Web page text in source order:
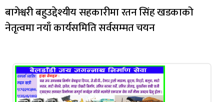
बागेश्वरी बहुउद्देश्यीय सहकारीमा रतन सिंह खडकाको
नेतृत्वमा नयाँ कार्यसमिति सर्वसम्मत चयन